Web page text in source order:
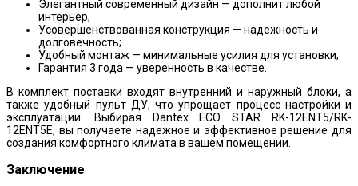
Элегантный современный дизайн — дополнит любой
интерьер;
Усовершенствованная конструкция — надежность и
долговечность;
Удобный монтаж — минимальные усилия для установки;
Гарантия 3 года — уверенность в качестве.
В комплект поставки входят внутренний и наружный блоки, а
также удобный пульт ДУ, что упрощает процесс настройки и
эксплуатации. Выбирая Dantex ECO STAR RK-12ENT5/RK-
12ENT5E, вы получаете надежное и эффективное решение для
создания комфортного климата в вашем помещении.
Заключение